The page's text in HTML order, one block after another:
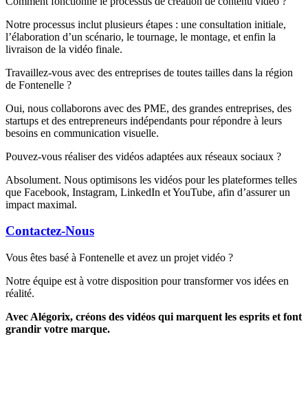
Notre processus inclut plusieurs étapes : une consultation initiale,
l’élaboration d’un scénario, le tournage, le montage, et enfin la
livraison de la vidéo finale.
Travaillez-vous avec des entreprises de toutes tailles dans la région
de Fontenelle ?
Oui, nous collaborons avec des PME, des grandes entreprises, des
startups et des entrepreneurs indépendants pour répondre à leurs
besoins en communication visuelle.
Pouvez-vous réaliser des vidéos adaptées aux réseaux sociaux ?
Absolument. Nous optimisons les vidéos pour les plateformes telles
que Facebook, Instagram, LinkedIn et YouTube, afin d’assurer un
impact maximal.
Contactez-Nous
Vous êtes basé à Fontenelle et avez un projet vidéo ?
Notre équipe est à votre disposition pour transformer vos idées en
réalité.
Avec Alégorix, créons des vidéos qui marquent les esprits et font
grandir votre marque.